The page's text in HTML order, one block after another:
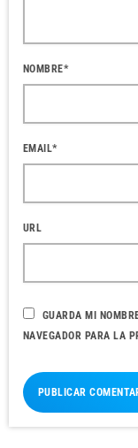
NOMBRE*
EMAIL*
URL
GUARDA MI
NAVEGADOR PARA LA